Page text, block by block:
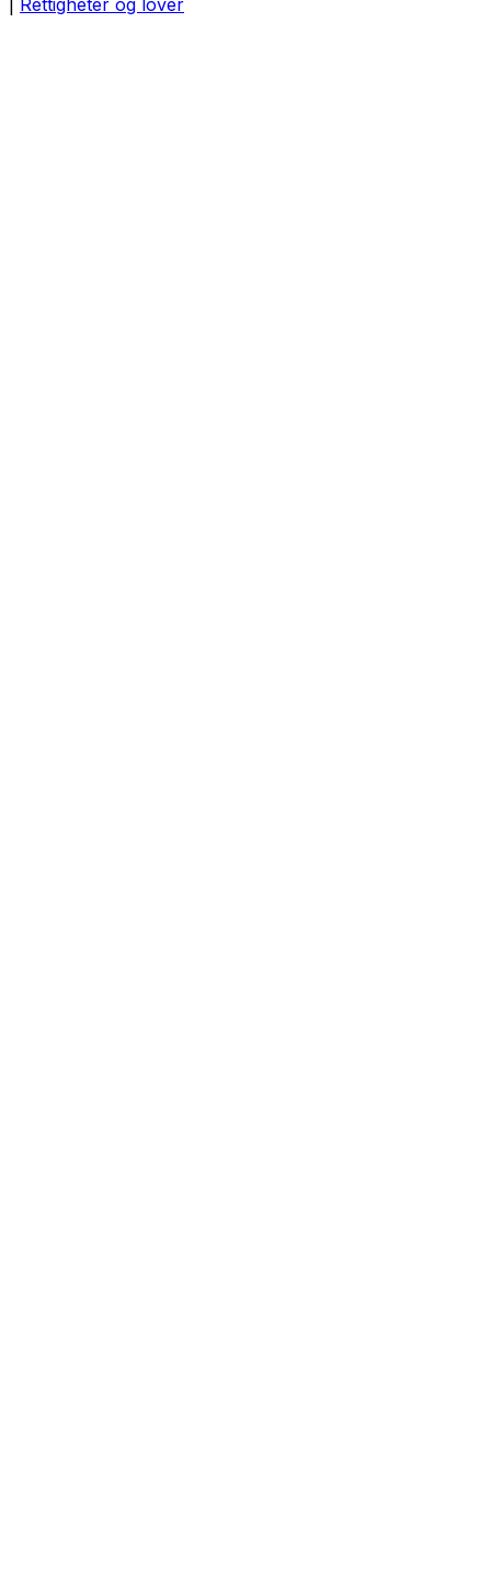
Rettigheter og lover